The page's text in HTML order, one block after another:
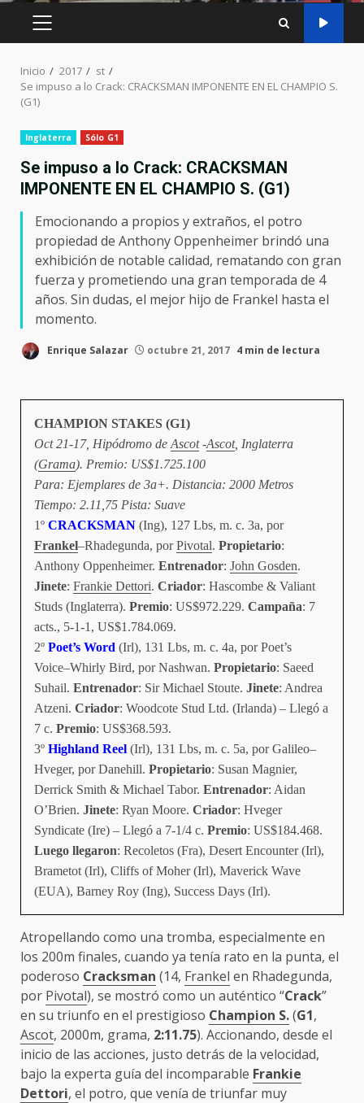
MENÚ
Inicio 2017
st
Se impuso a lo Crack: CRACKSMAN IMPONENTE EN EL CHAMPIO S.
(G1)
Inglaterra Sólo G1
Se impuso a lo Crack: CRACKSMAN
IMPONENTE EN EL CHAMPIO S. (G1)
Emocionando a propios y extraños, el potro
propiedad de Anthony Oppenheimer brindó una
exhibición de notable calidad, rematando con gran
fuerza y prometiendo una gran temporada de 4
años. Sin dudas, el mejor hijo de Frankel hasta el
momento.
Enrique Salazar octubre 21, 2017 4 min de lectura
CHAMPION STAKES (G1)
Oct 21-17, Hipódromo de Ascot-Ascot, Inglaterra
(Grama). Premio: US$1.725.100
Para: Ejemplares de 3a+. Distancia: 2000 Metros
Tiempo: 2.11,75 Pista: Suave
1º CRACKSMAN (Ing), 127 Lbs, m. c. 3a, por
Frankel–Rhadegunda, porPivotal. Propietario:
Anthony Oppenheimer. Entrenador: John Gosden.
Jinete: Frankie Dettori. Criador: Hascombe & Valiant
Studs (Inglaterra). Premio: US$972.229. Campaña: 7
acts., 5-1-1, US$1.784.069.
2º Poet’s Word (Irl), 131 Lbs, m. c. 4a, por Poet’s
Voice–Whirly Bird, por Nashwan. Propietario: Saeed
Suhail. Entrenador: Sir Michael Stoute. Jinete: Andrea
Atzeni. Criador: Woodcote Stud Ltd. (Irlanda) – Llegó a
7 c. Premio: US$368.593.
3º Highland Reel (Irl), 131 Lbs, m. c. 5a, por Galileo–
Hveger, por Danehill. Propietario: Susan Magnier,
Derrick Smith & Michael Tabor. Entrenador: Aidan
O’Brien. Jinete: Ryan Moore. Criador: Hveger
Syndicate (Ire) – Llegó a 7-1/4 c. Premio: US$184.468.
Luego llegaron: Recoletos (Fra), Desert Encounter (Irl),
Brametot (Irl), Cliffs of Moher (Irl), Maverick Wave
(EUA), Barney Roy (Ing), Success Days (Irl).
Atropellando como una tromba, especialmente en
los 200m finales, cuando ya tenía rato en la punta, el
poderoso Cracksman (14, Frankel en Rhadegunda,
por Pivotal), se mostró como un auténtico “Crack”
en su triunfo en el prestigioso Champion S.(G1,
Ascot, 2000m, grama, 2:11.75). Accionando, desde el
inicio de las acciones, justo detrás de la velocidad,
bajo la experta guía del incomparable Frankie
Dettori, el potro, que venía de triunfar muy